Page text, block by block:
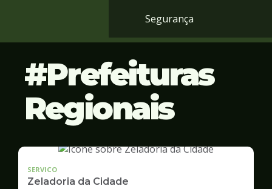
Segurança
Prefeituras
Regionais
SERVICO
Zeladoria da Cidade